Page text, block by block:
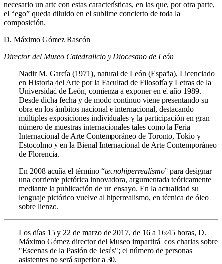
necesario un arte con estas características, en las que, por otra parte,
el “ego” queda diluido en el sublime concierto de toda la
composición.
D. Máximo Gómez Rascón
Director del Museo Catedralicio y Diocesano de León
Nadir M. García (1971), natural de León (España), Licenciado
en Historia del Arte por la Facultad de Filosofía y Letras de la
Universidad de León, comienza a exponer en el año 1989.
Desde dicha fecha y de modo continuo viene presentando su
obra en los ámbitos nacional e internacional, destacando
múltiples exposiciones individuales y la participación en gran
número de muestras internacionales tales como la Feria
Internacional de Arte Contemporáneo de Toronto, Tokio y
Estocolmo y en la Bienal Internacional de Arte Contemporáneo
de Florencia.
En 2008 acuña el término “tecnohiperrealismo” para designar
una corriente pictórica innovadora, argumentada teóricamente
mediante la publicación de un ensayo. En la actualidad su
lenguaje pictórico vuelve al hiperrealismo, en técnica de óleo
sobre lienzo.
Los días 15 y 22 de marzo de 2017, de 16 a 16:45 horas, D.
Máximo Gómez director del Museo impartirá dos charlas sobre
"Escenas de la Pasión de Jesús"; el número de personas
asistentes no será superior a 30.